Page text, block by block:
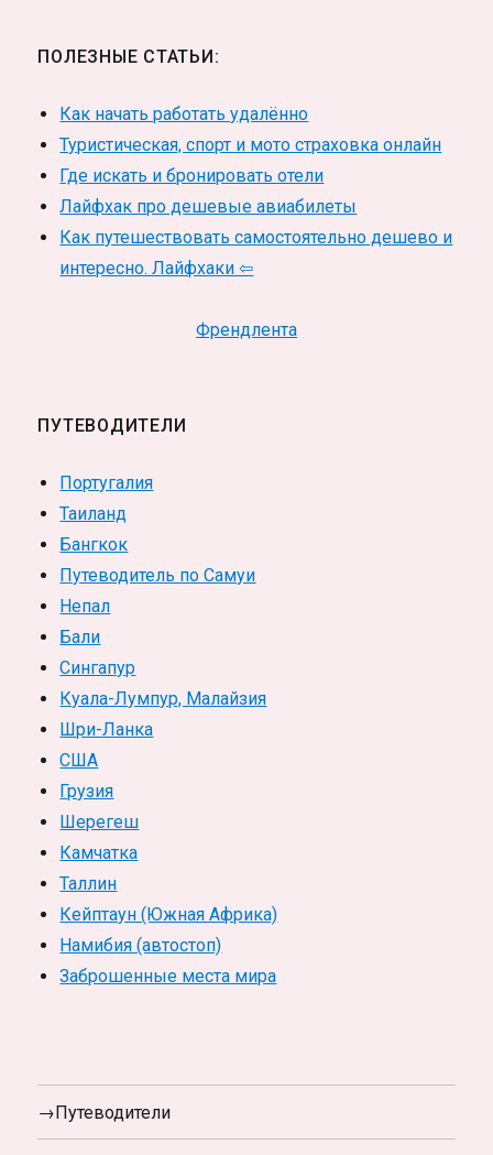
ПОЛЕЗНЫЕ СТАТЬИ:
Как начать работать удалённо
Туристическая, спорт и мото страховка онлайн
Где искать и бронировать отели
Лайфхак про дешевые авиабилеты
Как путешествовать самостоятельно дешево и
интересно. Лайфхаки ⇦
Френдлента
ПУТЕВОДИТЕЛИ
Португалия
Таиланд
Бангкок
Путеводитель по Самуи
Непал
Бали
Сингапур
Куала-Лумпур, Малайзия
Шри-Ланка
США
Грузия
Шерегеш
Камчатка
Таллин
Кейптаун (Южная Африка)
Намибия (автостоп)
Заброшенные места мира
→Путеводители